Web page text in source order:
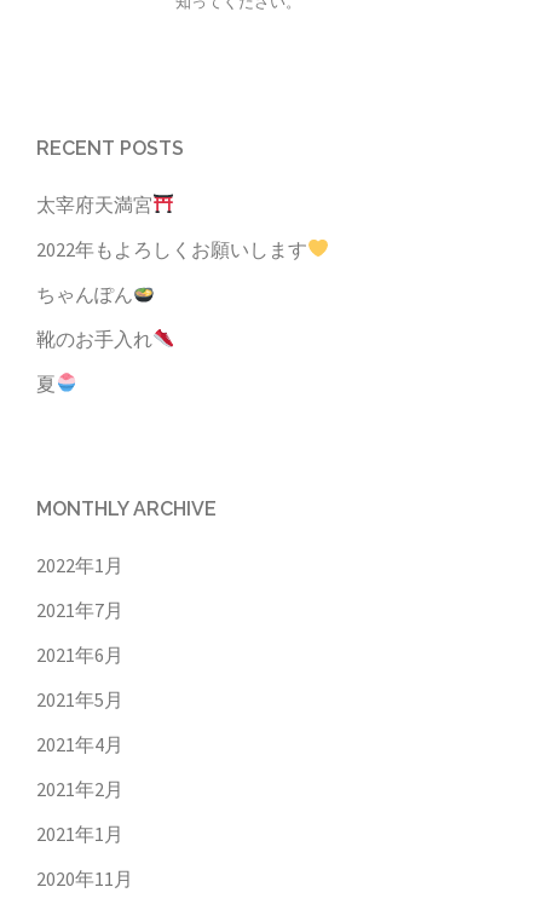
RECENT POSTS
太宰府天満宮
2022年もよろしくお願いします
ちゃんぽん
靴のお手入れ
夏
MONTHLY ARCHIVE
2022年1月
2021年7月
2021年6月
2021年5月
2021年4月
2021年2月
2021年1月
2020年11月